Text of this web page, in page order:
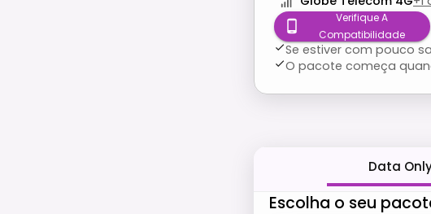
Verifique A
Compatibilidade
Se estiver com pouco
O pacote começa
Data
Escolha o seu